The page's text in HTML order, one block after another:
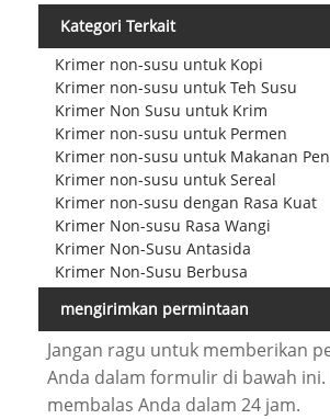
Kategori Terkait
Krimer non-susu untuk Kopi
Krimer non-susu untuk Teh Susu
Krimer Non Susu untuk Krim
Krimer non-susu untuk Permen
Krimer non-susu untuk Makanan
Krimer non-susu untuk Sereal
Krimer non-susu dengan Rasa Kuat
Krimer Non-susu Rasa Wangi
Krimer Non-Susu Antasida
Krimer Non-Susu Berbusa
mengirimkan permintaan
Jangan ragu untuk memberikan
Anda dalam formulir di bawah ini.
membalas Anda dalam 24 jam.